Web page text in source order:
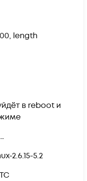
length
в reboot и
2.6.15-5.2